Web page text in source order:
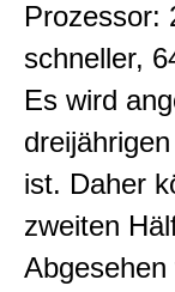
Prozessor:
schneller,
Es wird
ist. Daher
zweiten